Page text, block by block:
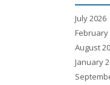
July 2026
February
August
January